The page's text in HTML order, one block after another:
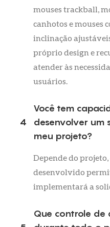
mouses trackball,
canhotos e mouses
inclinação
próprio design e
atender às
usuários.
4
Você tem
desenvolver um
meu projeto?
Depende do
desenvolvido
implementará a
Que controle de